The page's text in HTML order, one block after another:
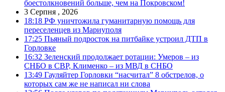
боестолкновений больше, чем на Покровском!
3 Серпня , 2026
18:18 РФ уничтожила гуманитарную помощь для
переселенцев из Мариуполя
17:25 Пьяный подросток на питбайке устроил ДТП в
Горловке
16:32 Зеленский продолжает ротации: Умеров – из
СНБО в СВР, Клименко – из МВД в СНБО
13:49 Гауляйтер Горловки “насчитал” 8 обстрелов, о
которых сам же не написал ни слова